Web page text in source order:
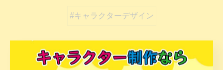
#キャラクターデザイン